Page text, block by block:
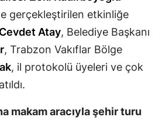
Kayseri
Kırklareli
gerçekleştirilen etkinliğe
Cevdet Atay, Belediye Başkanı
, Trabzon Vakıflar Bölge
, il protokolü üyeleri ve çok
makam aracıyla şehir turu